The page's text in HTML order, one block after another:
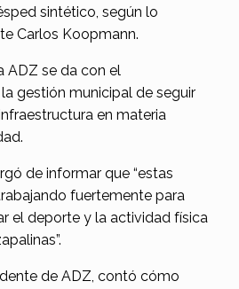
sintético, según lo
Carlos Koopmann.
ADZ se da con el
gestión municipal de seguir
en materia
de informar que “estas
fuertemente para
el deporte y la actividad física
de ADZ, contó cómo